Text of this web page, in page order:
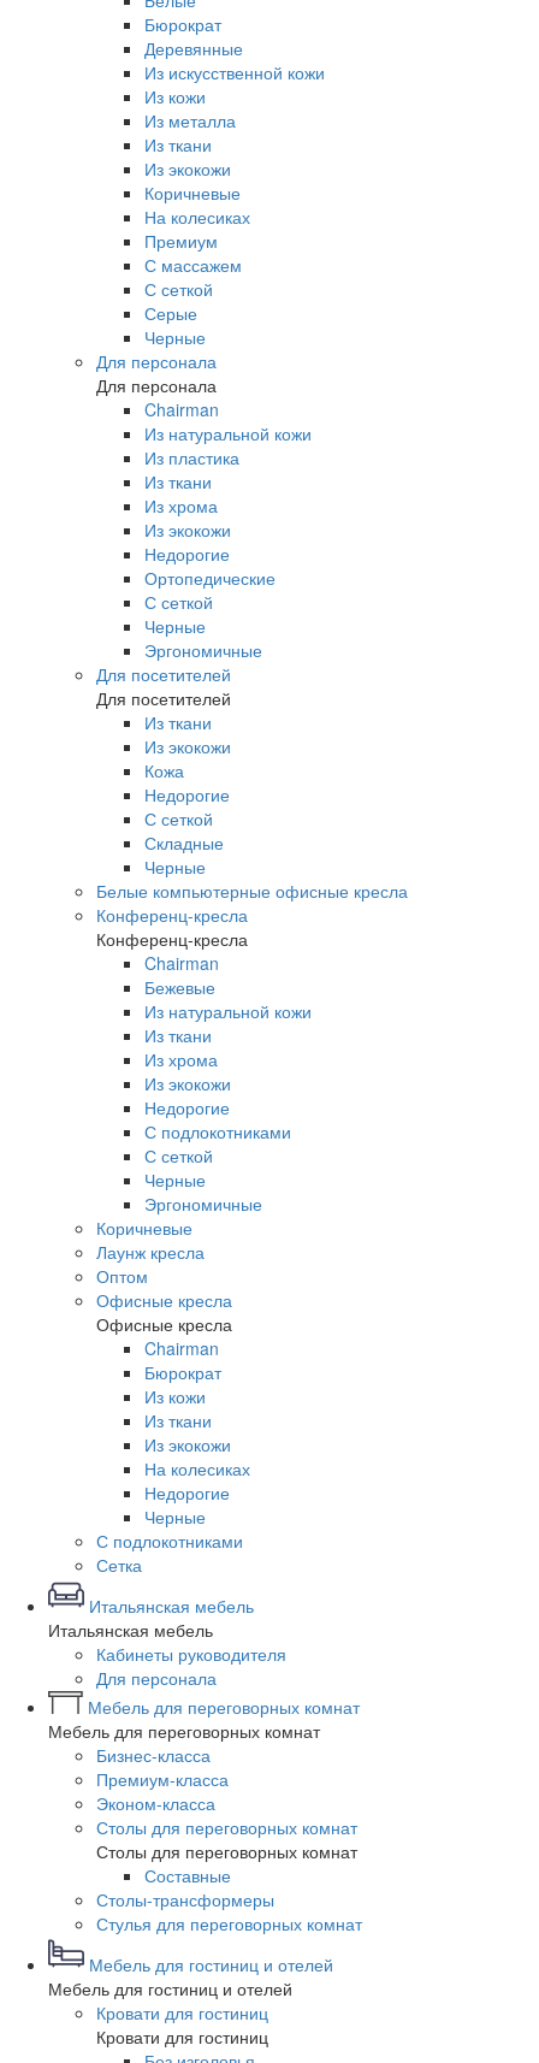
Бюрократ
Деревянные
Из искусственной кожи
Из кожи
Из металла
Из ткани
Из экокожи
Коричневые
На колесиках
Премиум
С массажем
С сеткой
Серые
Черные
Для персонала
Для персонала
Chairman
Из натуральной кожи
Из пластика
Из ткани
Из хрома
Из экокожи
Недорогие
Ортопедические
С сеткой
Черные
Эргономичные
Для посетителей
Для посетителей
Из ткани
Из экокожи
Кожа
Недорогие
С сеткой
Складные
Черные
Белые компьютерные офисные кресла
Конференц-кресла
Конференц-кресла
Chairman
Бежевые
Из натуральной кожи
Из ткани
Из хрома
Из экокожи
Недорогие
С подлокотниками
С сеткой
Черные
Эргономичные
Коричневые
Лаунж кресла
Оптом
Офисные кресла
Офисные кресла
Chairman
Бюрократ
Из кожи
Из ткани
Из экокожи
На колесиках
Недорогие
Черные
С подлокотниками
Сетка
Итальянская мебель
Итальянская мебель
Кабинеты руководителя
Для персонала
Мебель для переговорных комнат
Мебель для переговорных комнат
Бизнес-класса
Премиум-класса
Эконом-класса
Столы для переговорных комнат
Столы для переговорных комнат
Составные
Столы-трансформеры
Стулья для переговорных комнат
Мебель для гостиниц и отелей
Мебель для гостиниц и отелей
Кровати для гостиниц
Кровати для гостиниц